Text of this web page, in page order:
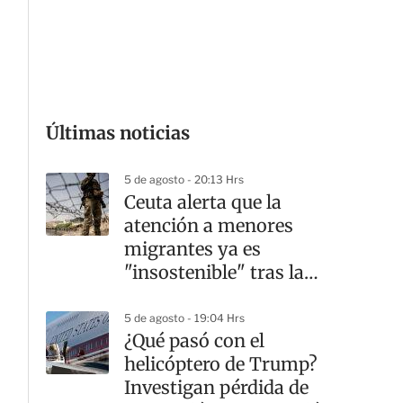
Últimas noticias
5 de agosto - 20:13 Hrs
Ceuta alerta que la
atención a menores
migrantes ya es
"insostenible" tras la
5 de agosto - 19:04 Hrs
¿Qué pasó con el
helicóptero de Trump?
Investigan pérdida de